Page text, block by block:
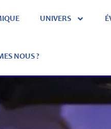
UNIVERS
NOUS ?